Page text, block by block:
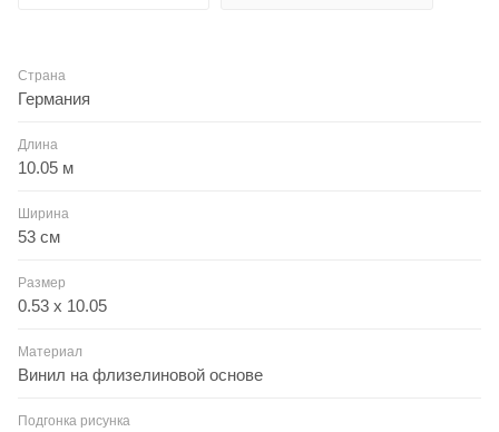
Страна
Германия
Длина
10.05 м
Ширина
53 см
Размер
0.53 x 10.05
Материал
Винил на флизелиновой основе
Подгонка рисунка